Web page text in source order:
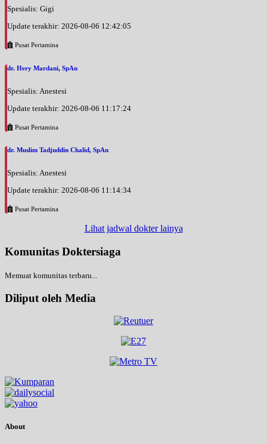
Spesialis: Gigi
Update terakhir: 2026-08-06 12:42:05
Pusat Pertamina
dr. Hery Mardani, SpAn
Spesialis: Anestesi
Update terakhir: 2026-08-06 11:17:24
Pusat Pertamina
dr. Muslim Tadjuddin Chalid, SpAn
Spesialis: Anestesi
Update terakhir: 2026-08-06 11:14:34
Pusat Pertamina
Lihat jadwal dokter lainya
Komunitas Doktersiaga
Memuat komunitas terbaru...
Diliput oleh Media
About